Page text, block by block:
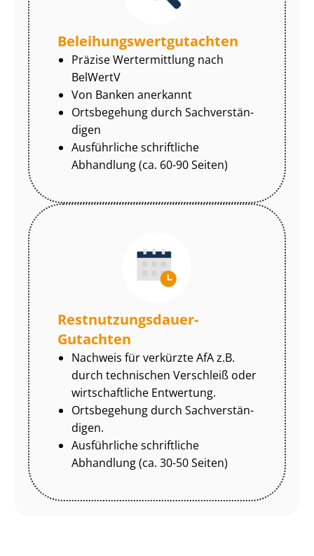
Be­lei­hungs­wert­gut­ach­ten
Präzise Wertermittlung nach
BelWertV
Von Banken anerkannt
Ortsbegehung durch Sach­ver­stän­
di­gen
Ausführliche schriftliche
Abhandlung (ca. 60-90 Seiten)
Rest­nut­zungs­dau­er-
Gutachten
Nachweis für verkürzte AfA z.B.
durch technischen Verschleiß oder
wirtschaftliche Entwertung.
Ortsbegehung durch Sach­ver­stän­
di­gen.
Ausführliche schriftliche
Abhandlung (ca. 30-50 Seiten)